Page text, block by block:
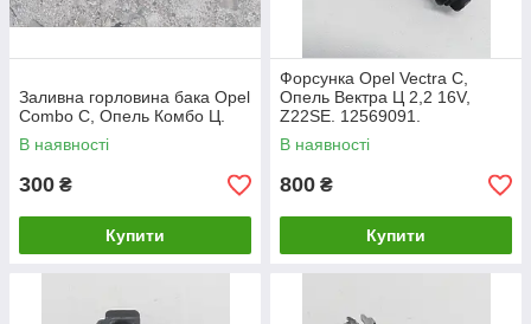
Заливна горловина бака Opel
Combo C, Опель Комбо Ц.
В наявності
300 ₴
Купити
Форсунка Opel Vectra C,
Опель Вектра Ц 2,2 16V,
Z22SE. 12569091.
В наявності
800 ₴
Купити